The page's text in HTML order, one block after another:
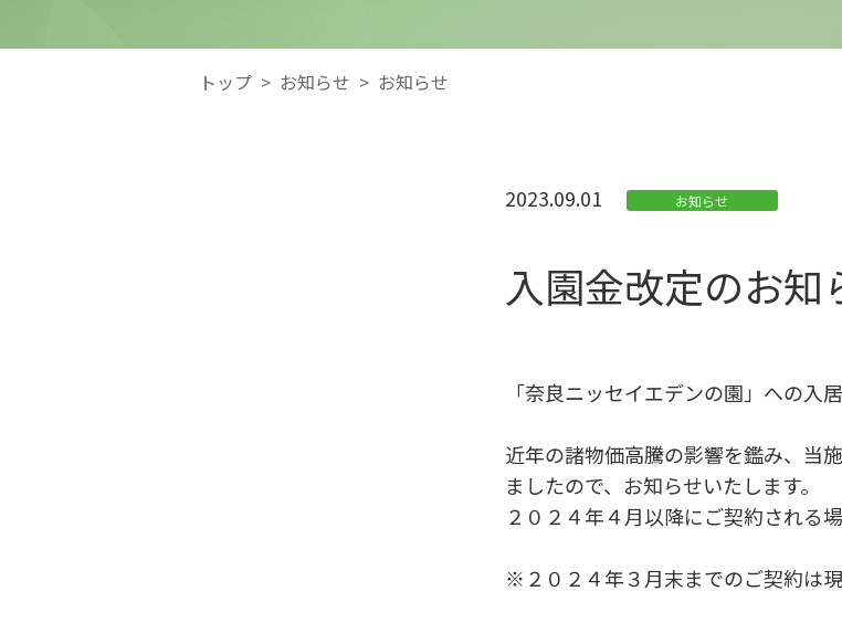
トップ > お知らせ > お知らせ
2023.09.01 お知らせ
入園金改定のお知
「奈良ニッセイエデンの園」への入
近年の諸物価高騰の影響を鑑み、当
ましたので、お知らせいたします。
２０２４年４月以降にご契約される
※２０２４年３月末までのご契約は現